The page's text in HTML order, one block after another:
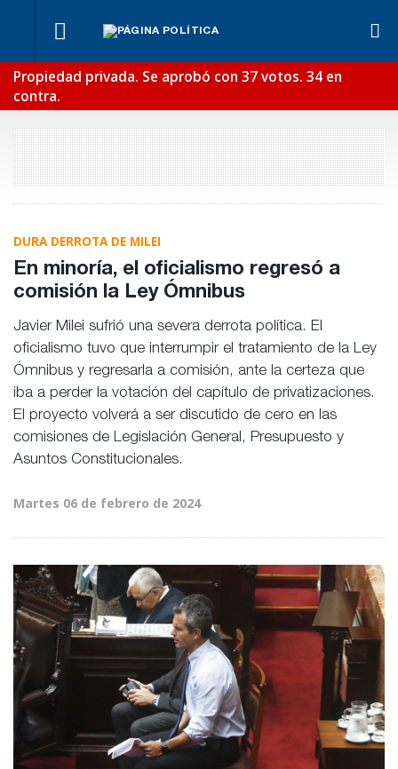
Propiedad privada. Se aprobó con 37 votos. 34 en
contra.
tensión
con el
Poder
Judicial?
Para Bahl, la
para la
gestión
pública
Los
empresarios
empleo
privado
Fondos de
Anses:
de
Frigerio
DURA DERROTA DE MILEI
En minoría, el oficialismo regresó a
comisión la Ley Ómnibus
Javier Milei sufrió una severa derrota política. El
oficialismo tuvo que interrumpir el tratamiento de la Ley
Ómnibus y regresarla a comisión, ante la certeza que
iba a perder la votación del capítulo de privatizaciones.
El proyecto volverá a ser discutido de cero en las
comisiones de Legislación General, Presupuesto y
Asuntos Constitucionales.
Martes 06 de febrero de 2024